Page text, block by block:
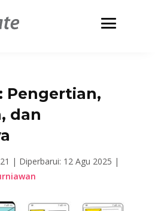
Pengertian,
dan
| Diperbarui: 12 Agu 2025 |